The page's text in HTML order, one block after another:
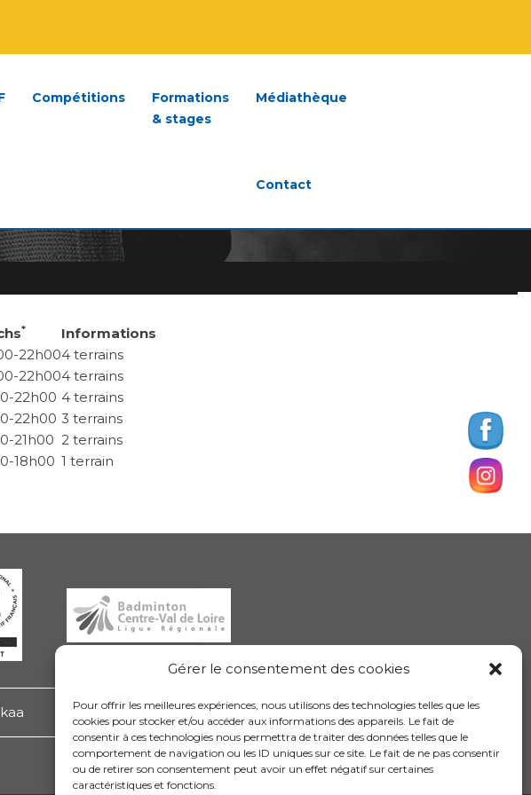
Gérer le consentement des cookies
Pour offrir les meilleures expériences, nous utilisons des technologies telles que les
cookies pour stocker et/ou accéder aux informations des appareils. Le fait de
consentir à ces technologies nous permettra de traiter des données telles que le
comportement de navigation ou les ID uniques sur ce site. Le fait de ne pas consentir
ou de retirer son consentement peut avoir un effet négatif sur certaines
caractéristiques et fonctions.
Compétitions
Formations
& stages
Médiathèque
Contact
*
Informations
22h004 terrains
22h004 terrains
22h00 4 terrains
22h00 3 terrains
21h00 2 terrains
18h00 1 terrain
Informations sur les cookies